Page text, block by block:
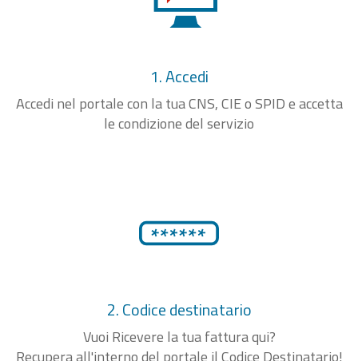
1. Accedi
Accedi nel portale con la tua CNS, CIE o SPID e accetta
le condizione del servizio
2. Codice destinatario
Vuoi Ricevere la tua fattura qui?
Recupera all'interno del portale il Codice Destinatario!